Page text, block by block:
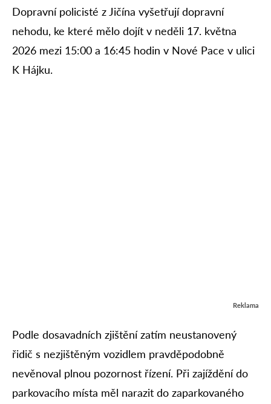
Dopravní policisté z Jičína vyšetřují dopravní
nehodu, ke které mělo dojít v neděli 17. května
2026 mezi 15:00 a 16:45 hodin v Nové Pace v ulici
K Hájku.
Reklama
Podle dosavadních zjištění zatím neustanovený
řidič s nezjištěným vozidlem pravděpodobně
nevěnoval plnou pozornost řízení. Při zajíždění do
parkovacího místa měl narazit do zaparkovaného